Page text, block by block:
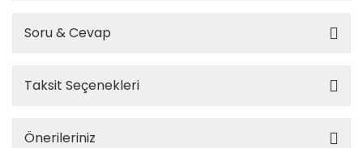
Soru & Cevap
Taksit Seçenekleri
Önerileriniz